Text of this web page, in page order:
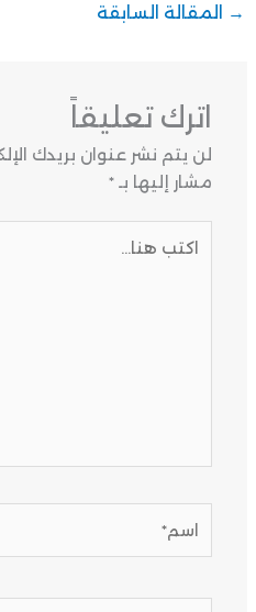
→ المقالة السابقة
اترك تعليقاً
لن يتم نشر عنوان بريدك
مشار إليها بـ*
هنا...